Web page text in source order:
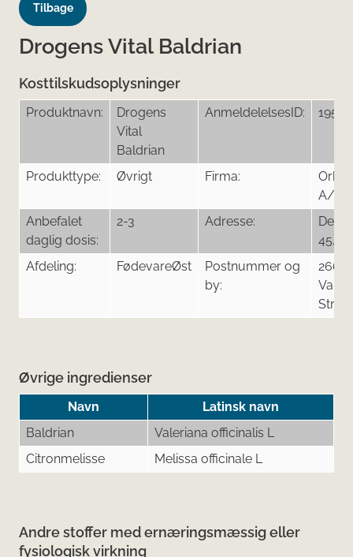
Tilbage
Drogens Vital Baldrian
Kosttilskudsoplysninger
Produktnavn:
Drogens
Vital
Baldrian
AnmeldelelsesID: 19585
Produkttype: Øvrigt Firma:
Orkla
A/S
Anbefalet
daglig dosis:
2-3 Adresse:
Delta
45, 3
Afdeling:
FødevareØst
Postnummer og
by:
2665
Øvrige ingredienser
Navn
Latinsk navn
Baldrian
Valeriana officinalis L
Citronmelisse
Melissa officinale L
Andre stoffer med ernæringsmæssig eller
fysiologisk virkning